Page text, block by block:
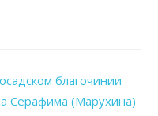
благочинии
Серафима (Марухина)